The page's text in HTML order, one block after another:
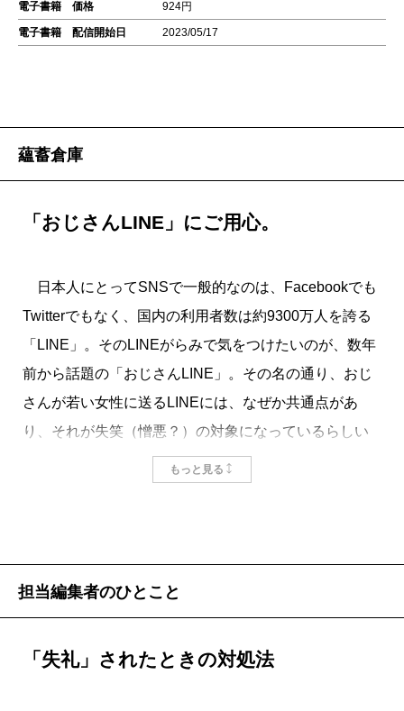
電子書籍 価格 924円
電子書籍 配信開始日 2023/05/17
蘊蓄倉庫
「おじさんLINE」にご用心。
日本人にとってSNSで一般的なのは、Facebookでも
Twitterでもなく、国内の利用者数は約9300万人を誇る
「LINE」。そのLINEがらみで気をつけたいのが、数年
前から話題の「おじさんLINE」。その名の通り、おじ
さんが若い女性に送るLINEには、なぜか共通点があ
り、それが失笑（憎悪？）の対象になっているらしい
ナンチャッテ（^^; じゃあね〜（^o^）／〉
若い女性のあいだでは、同性の友達とこの手の文面
もっと見る
担当編集者のひとこと
「失礼」されたときの対処法